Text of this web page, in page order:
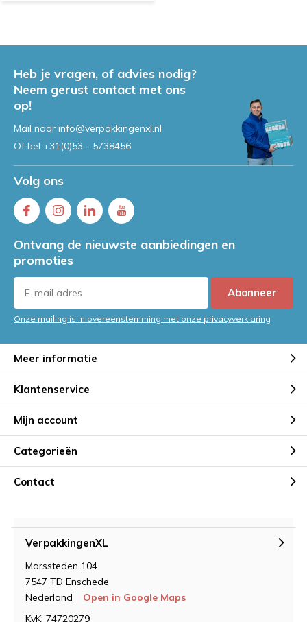
Heb je vragen, of advies nodig?
Neem gerust contact met ons
op!
Mail naar info@verpakkingenxl.nl
Of bel +31(0)53 - 5738456
Volg ons
Ontvang de nieuwste aanbiedingen en
promoties
Abonneer
Onze mailing is in overeenstemming met onze privacyverklaring
Meer informatie
Klantenservice
Mijn account
Categorieën
Contact
VerpakkingenXL
Marssteden 104
7547 TD Enschede
Nederland
Open in Google Maps
KvK: 74720279